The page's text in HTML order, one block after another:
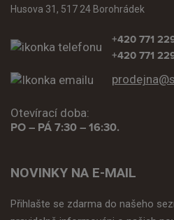
Husova 31, 517 24 Borohrádek
+420 771
+420 771
Otevírací doba:
PO – PÁ 7:30 – 16:30.
NOVINKY NA E-MAIL
Přihlašte se zdarma do našeho